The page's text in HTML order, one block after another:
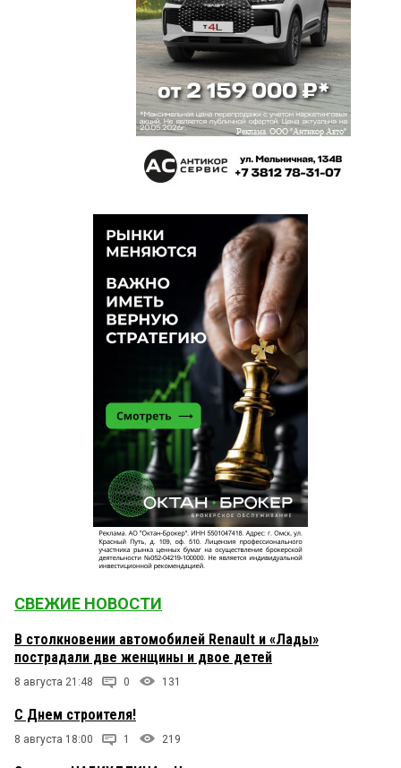
СВЕЖИЕ НОВОСТИ
В столкновении автомобилей Renault и «Лады»
пострадали две женщины и двое детей
8 августа 21:48 0 131
С Днем строителя!
8 августа 18:00 1 219